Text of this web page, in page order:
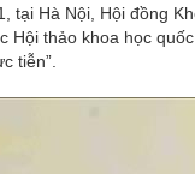
tại Hà Nội, Hội đồng
Hội thảo khoa học
tiễn”.